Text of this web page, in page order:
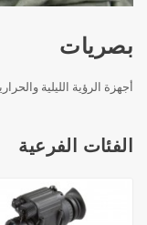
بصريات
أجهزة الرؤية الليلية
الفئات الفرعية